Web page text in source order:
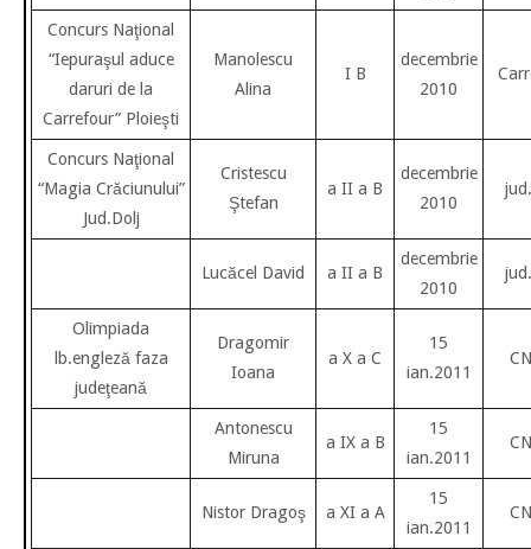
Concurs Naţional
“Iepuraşul aduce
daruri de la
Carrefour” Ploieşti
Manolescu
Alina
I B
decembrie
2010
Concurs Naţional
“Magia Crăciunului”
Jud.Dolj
Cristescu
Ştefan
a II a B
decembrie
2010
Lucăcel David a II a B
decembrie
2010
Olimpiada
lb.engleză faza
judeţeană
Dragomir
Ioana
a X a C
15
ian.2011
Antonescu
Miruna
a IX a B
15
ian.2011
Nistor Dragoş a XI a A
15
ian.2011